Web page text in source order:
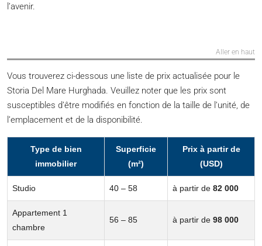
l’avenir.
Aller en haut
Vous trouverez ci-dessous une liste de prix actualisée pour le
Storia Del Mare Hurghada. Veuillez noter que les prix sont
susceptibles d’être modifiés en fonction de la taille de l’unité, de
l’emplacement et de la disponibilité.
Type de bien
immobilier
Superficie
(m²)
Prix à partir de
(USD)
Studio 40 – 58 à partir de 82 000
Appartement 1
chambre
56 – 85 à partir de 98 000